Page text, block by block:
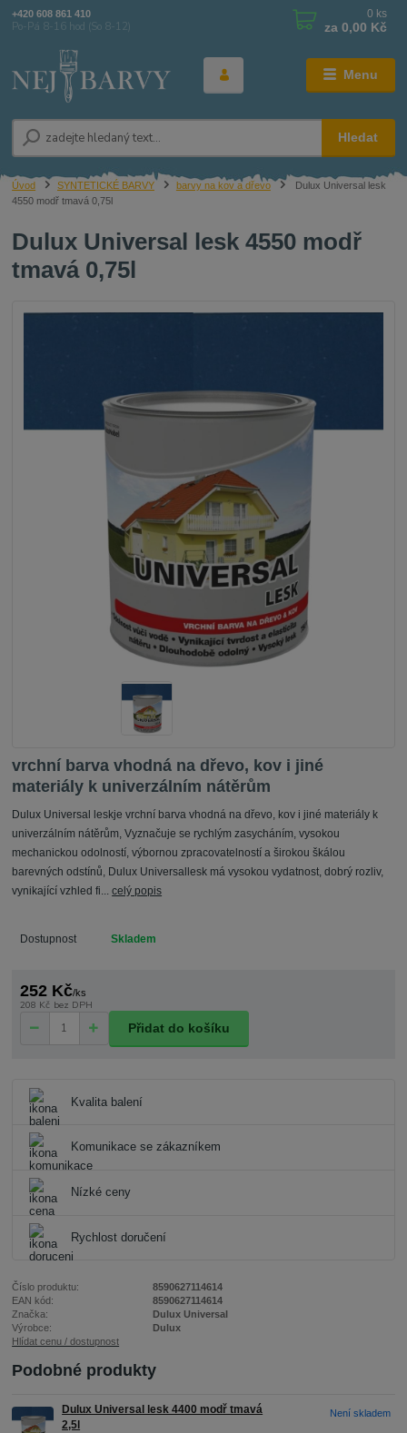
Menu
Hledat
+420 608 861 410
Po-Pá 8-16 hod (So 8-12)
0 ks
za 0,00 Kč
Úvod SYNTETICKÉ BARVY barvy na kov a dřevo
Dulux Universal lesk
4550 modř tmavá 0,75l
Dulux Universal lesk 4550 modř
tmavá 0,75l
vrchní barva vhodná na dřevo, kov i jiné
materiály k univerzálním nátěrům
Dulux Universal leskje vrchní barva vhodná na dřevo, kov i jiné materiály k
univerzálním nátěrům, Vyznačuje se rychlým zasycháním, vysokou
mechanickou odolností, výbornou zpracovatelností a širokou škálou
barevných odstínů, Dulux Universallesk má vysokou vydatnost, dobrý rozliv,
vynikající vzhled fi...celý popis
Dostupnost Skladem
252 Kč/ks
208 Kč bez DPH
Přidat do košíku
Kvalita balení
Komunikace se zákazníkem
Nízké ceny
Rychlost doručení
Číslo produktu:
8590627114614
EAN kód:
8590627114614
Značka:
Dulux Universal
Výrobce:
Dulux
Hlídat cenu / dostupnost
Podobné produkty
Dulux Universal lesk 4400 modř tmavá
2,5l
Není skladem